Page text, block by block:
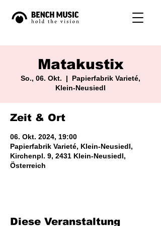
Matakustix
So., 06. Okt.
  |
Papierfabrik Varieté,
Klein-Neusiedl
Zeit & Ort
06. Okt. 2024, 19:00
Papierfabrik Varieté, Klein-Neusiedl,
Kirchenpl. 9, 2431 Klein-Neusiedl,
Österreich
Diese Veranstaltung